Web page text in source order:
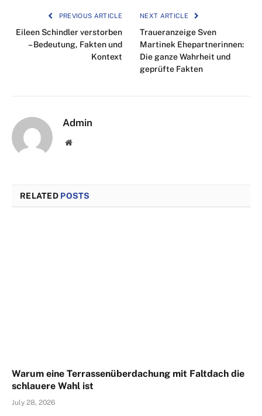
PREVIOUS ARTICLE
Eileen Schindler verstorben
– Bedeutung, Fakten und
Kontext
NEXT ARTICLE
Traueranzeige Sven
Martinek Ehepartnerinnen:
Die ganze Wahrheit und
geprüfte Fakten
Admin
Website
RELATED POSTS
Warum eine Terrassenüberdachung mit Faltdach die
schlauere Wahl ist
July 28, 2026